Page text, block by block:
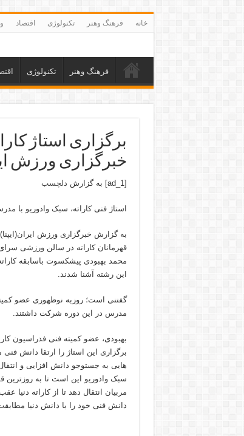
خانه فرهنگ وهنر تکنولوژی اقتصاد
فرهنگ وهنر تکنولوژی
خبرگزاری ورزش
[ad_1] به گزارش دلچسب
استاژ فنی کاراته، سبک وادوریو با
به گزارش خبرگزاری ورزش
قهرمانان کاراته در سالنورزشی
محمد بهبودی پیشکسوت باسابقه
این رشته آشنا شدند.
گفتنی است؛ روزبه نوظهوری عضو
مدرس در این دوره شرکت داشتند.
بهبودی، عضو کمیته فنی فدراسیون
برگزاری این استاژ را ارتقا دانش
هایی به جستوجو دانش افزایی و
سبک وادوریو این است تا به
مربیان انتقال دهد تا از کاراته دنیا
دانش فنی خود را با دانش دنیا